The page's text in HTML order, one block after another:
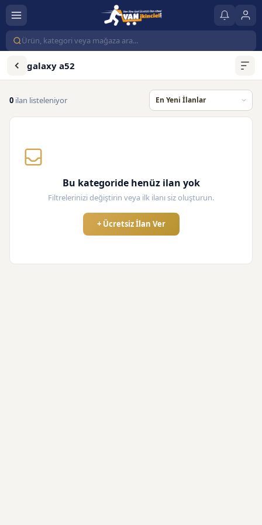
galaxy a52
0 ilan listeleniyor
Bu kategoride henüz ilan yok
Filtrelerinizi değiştirin veya ilk ilanı siz oluşturun.
+ Ücretsiz İlan Ver